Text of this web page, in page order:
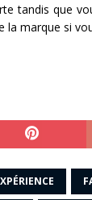
tandis que
marque si